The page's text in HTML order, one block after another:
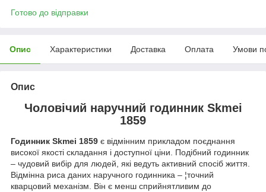
Готово до відправки
Опис Характеристики Доставка Оплата Умови
Опис
Чоловічий наручний годинник Skmei
1859
Годинник Skmei 1859 є відмінним прикладом поєднання
високої якості складання і доступної ціни. Подібний годинник
– чудовий вибір для людей, які ведуть активний спосіб життя.
Відмінна риса даних наручного годинника – ¦точний
кварцовий механізм. Він є менш сприйнятливим до